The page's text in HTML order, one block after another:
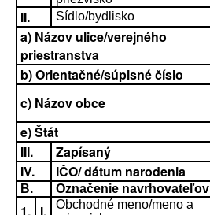
II. Sídlo/bydlisko
a) Názov ulice/verejného
priestranstva
b) Orientačné/súpisné číslo
c) Názov obce
e) Štát
III. Zapísaný
IV. IČO/ dátum narodenia
B.
Označenie navrhovateľov
Obchodné meno/meno a